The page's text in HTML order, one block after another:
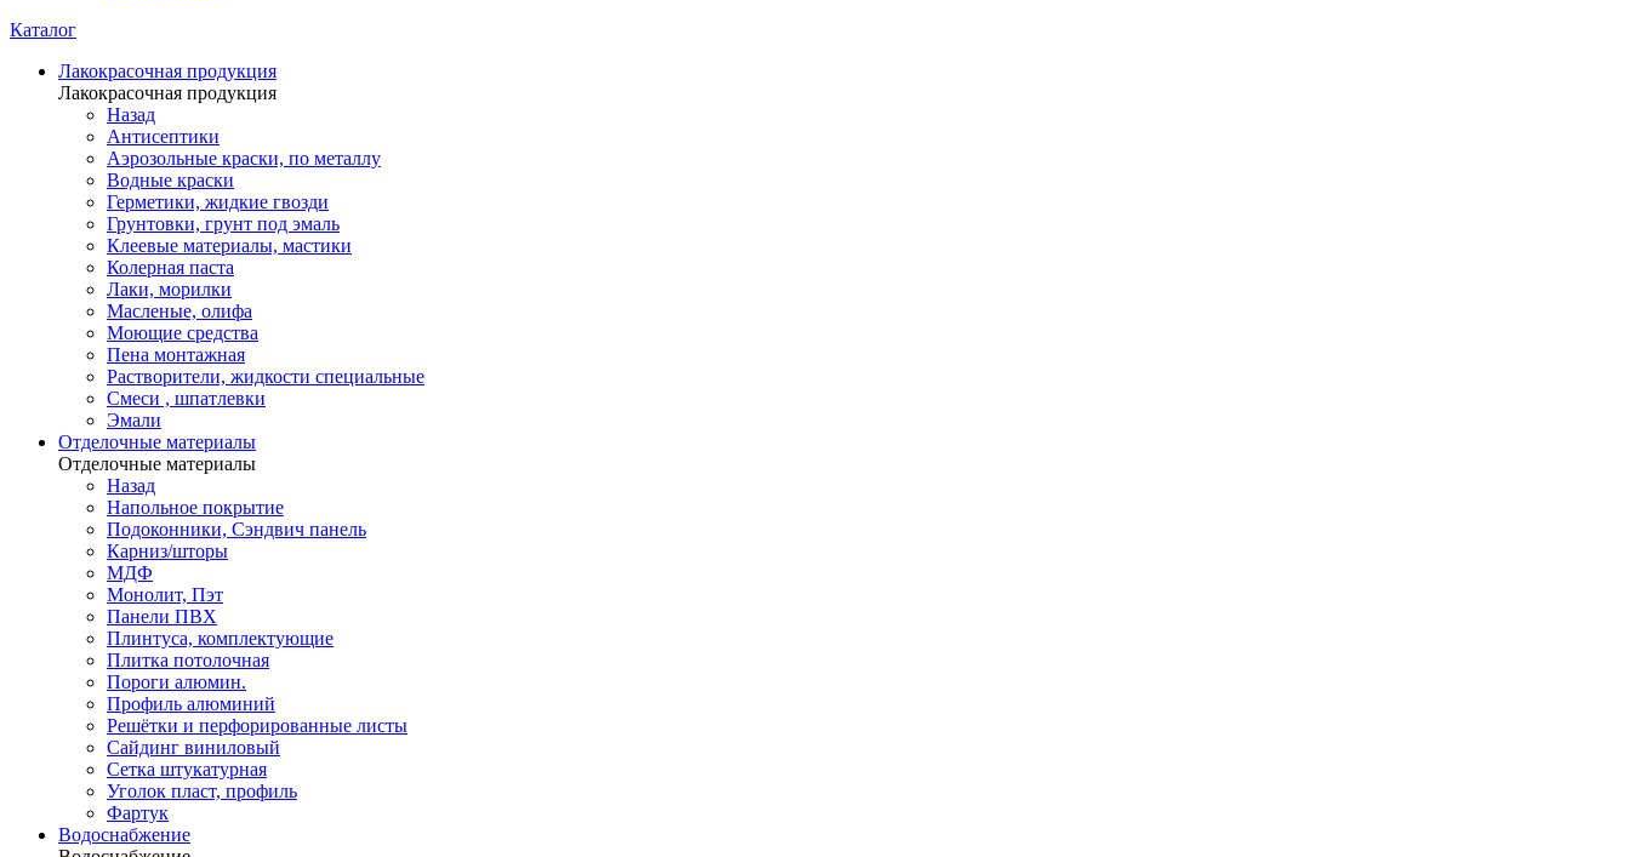
Каталог
Лакокрасочная продукция
Лакокрасочная продукция
Назад
Антисептики
Аэрозольные краски, по металлу
Водные краски
Герметики, жидкие гвозди
Грунтовки, грунт под эмаль
Клеевые материалы, мастики
Колерная паста
Лаки, морилки
Масленые, олифа
Моющие средства
Пена монтажная
Растворители, жидкости специальные
Смеси , шпатлевки
Эмали
Отделочные материалы
Отделочные материалы
Назад
Напольное покрытие
Подоконники, Сэндвич панель
Карниз/шторы
МДФ
Монолит, Пэт
Панели ПВХ
Плинтуса, комплектующие
Плитка потолочная
Пороги алюмин.
Профиль алюминий
Решётки и перфорированные листы
Сайдинг виниловый
Сетка штукатурная
Уголок пласт, профиль
Фартук
Водоснабжение